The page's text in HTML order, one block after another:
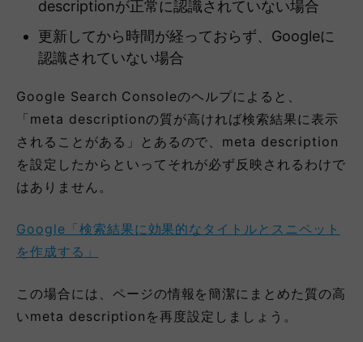
descriptionが正常に認識されていない場合
更新してから時間が経っておらず、Googleに
認識されていない場合
Google Search Consoleのヘルプによると、
「meta descriptionの質が高ければ検索結果に表示
されることがある」とあるので、meta description
を設定したからといってそれが必ず反映されるわけで
はありません。
Google「検索結果に効果的なタイトルとスニペット
を作成する」
この場合には、ページの情報を簡潔にまとめた質の高
いmeta descriptionを再度設定しましょう。